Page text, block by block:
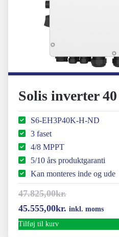
Solis inverter
S6-EH3P40K-H-ND
3 faset
4/8 MPPT
5/10 års produktgaranti
Kan monteres inde og ude
47.825,00kr.
Den
oprindelige
45.555,00kr. Den
inkl. moms
Tilføj til kurv